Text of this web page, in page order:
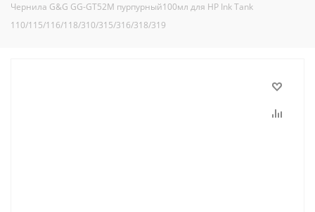
Чернила G&G GG-GT52M пурпурный100мл для HP Ink Tank
110/115/116/118/310/315/316/318/319